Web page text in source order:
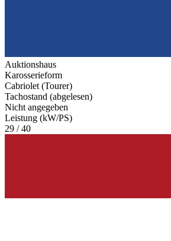
Auktionshaus
Karosserieform
Cabriolet (Tourer)
Tachostand (abgelesen)
Nicht angegeben
Leistung (kW/PS)
29 / 40